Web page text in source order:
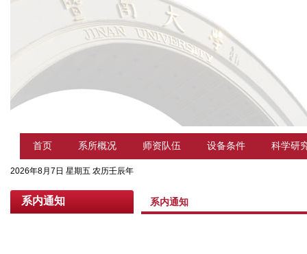
首页 系所概况 师资队伍 设备条件 科学研
2026年8月7日 星期五 农历壬辰年
系内通知 系内通知